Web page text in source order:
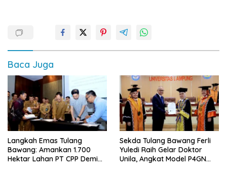
Baca Juga
Langkah Emas Tulang
Bawang: Amankan 1.700
Hektar Lahan PT CPP Demi
Sekda Tulang Bawang Ferli
Yuledi Raih Gelar Doktor
Unila, Angkat Model P4GN